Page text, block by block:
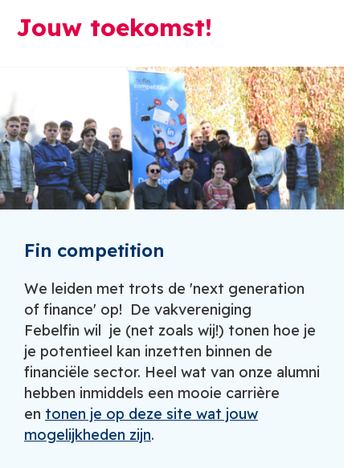
Jouw toekomst!
Fin competition
We leiden met trots de 'next generation
of finance' op! De vakvereniging
Febelfin wil je (net zoals wij!) tonen hoe je
je potentieel kan inzetten binnen de
financiële sector. Heel wat van onze alumni
hebben inmiddels een mooie carrière
en tonen je op deze site wat jouw
mogelijkheden zijn.